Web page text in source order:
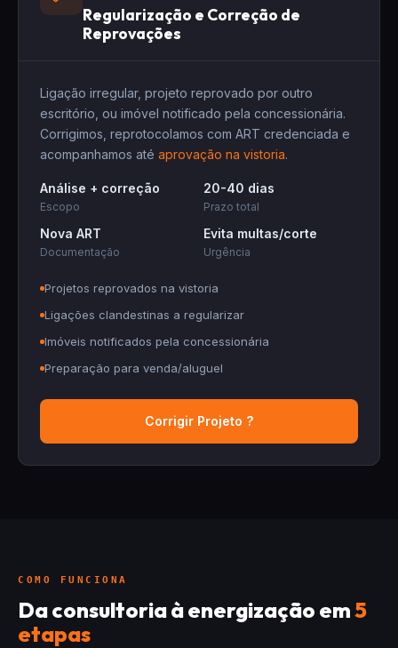
Regularização e Correção de
Reprovações
Ligação irregular, projeto reprovado por outro
escritório, ou imóvel notificado pela concessionária.
Corrigimos, reprotocolamos com ART credenciada e
acompanhamos até aprovação na vistoria.
Análise + correção
Escopo
20-40 dias
Prazo total
Nova ART
Documentação
Evita multas/corte
Urgência
Projetos reprovados na vistoria
Ligações clandestinas a regularizar
Imóveis notificados pela concessionária
Preparação para venda/aluguel
Corrigir Projeto ?
COMO FUNCIONA
Da consultoria à energização em5
etapas